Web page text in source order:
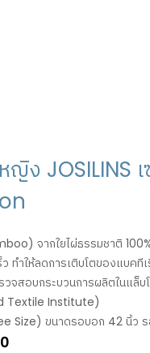
ง JOSILINS
จากใยไผ่ธรรมชาติ
ทำให้ลดการเติบโตของแบคที
จสอบกระบวนการผลิตในแล็
Textile Institute)
Size) ขนาดรอบอก 42 นิ้ว